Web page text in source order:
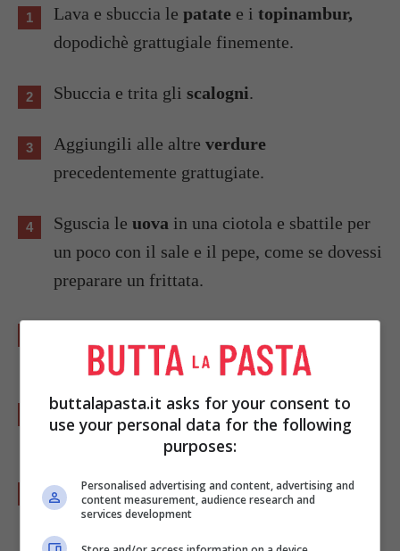
Lava e sbuccia le patate e i topinambur,
dopodichè grattugiale finemente.
Sbuccia e trita gli scalogni.
Aggiungili alle altre verdure
precedentemente grattugiate.
Sguscia le uova in una ciotola e sbattile per
un poco con il sale e il pepe, come se dovessi
preparare un frittata.
quinoa, mescolando.
Aggiungi tutte le verdure a questo composto
e amalgama bene.
Ricava con le mani 4 crocchette abbastanza
grandi.
buttalapasta.it asks for your consent to
use your personal data for the following
purposes:
Personalised advertising and content, advertising and
content measurement, audience research and
services development